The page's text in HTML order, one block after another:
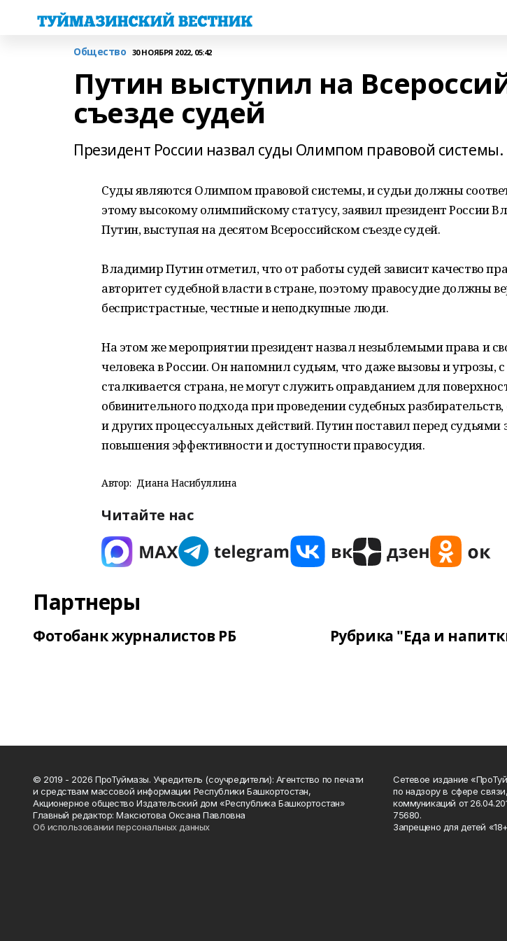
Общество 30 НОЯБРЯ 2022, 05:42
Путин выступил на
съезде судей
Президент России назвал суды Олимпом правовой системы.
Суды являются Олимпом правовой системы, и судьи должны
этому высокому олимпийскому статусу, заявил президент России
Путин, выступая на десятом Всероссийском съезде судей.
Владимир Путин отметил, что от работы судей зависит качество
авторитет судебной власти в стране, поэтому правосудие должны
беспристрастные, честные и неподкупные люди.
На этом же мероприятии президент назвал незыблемыми права и
человека в России. Он напомнил судьям, что даже вызовы и угрозы,
сталкивается страна, не могут служить оправданием для
обвинительного подхода при проведении судебных
и других процессуальных действий. Путин поставил перед судьями
повышения эффективности и доступности правосудия.
Автор: Диана Насибуллина
Читайте нас
Партнеры
Фотобанк журналистов РБ Рубрика "Еда и
© 2019 - 2026 ПроТуймазы. Учредитель (соучредители): Агентство по печати
и средствам массовой информации Республики Башкортостан,
Акционерное общество Издательский дом «Республика Башкортостан»
Главный редактор: Максютова Оксана Павловна
Об использовании персональных данных
Сетевое издание
по надзору в сфере
коммуникаций от
75680.
Запрещено для детей